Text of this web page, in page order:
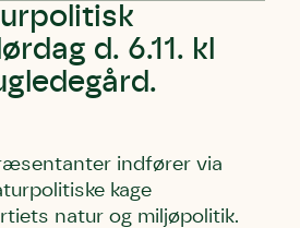
d. 6.11. kl
indfører via
kage
natur og miljøpolitik.